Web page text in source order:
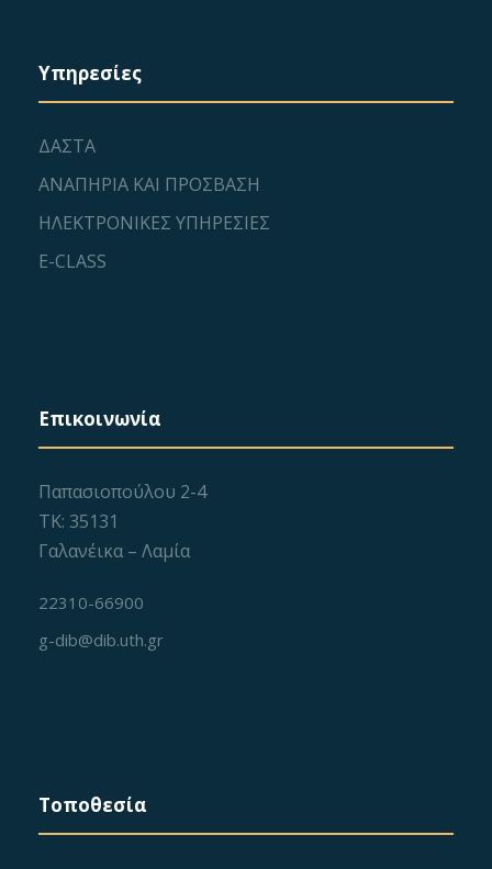
Υπηρεσίες
ΔΑΣΤΑ
ΑΝΑΠΗΡΙΑ ΚΑΙ ΠΡΟΣΒΑΣΗ
ΗΛΕΚΤΡΟΝΙΚΕΣ ΥΠΗΡΕΣΙΕΣ
E-CLASS
Επικοινωνία
Παπασιοπούλου 2-4
ΤΚ: 35131
Γαλανέικα – Λαμία
22310-66900
g-dib@dib.uth.gr
Τοποθεσία